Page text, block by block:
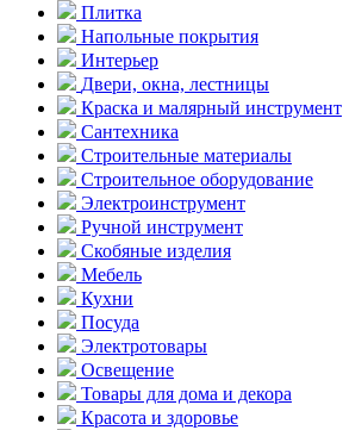
Плитка
Напольные покрытия
Интерьер
Двери, окна, лестницы
Краска и малярный инструмент
Сантехника
Строительные материалы
Строительное оборудование
Электроинструмент
Ручной инструмент
Скобяные изделия
Мебель
Кухни
Посуда
Электротовары
Освещение
Товары для дома и декора
Красота и здоровье